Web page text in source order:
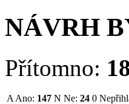
NÁVRH
Přítomno:
A Ano: 147 N Ne: 24 0